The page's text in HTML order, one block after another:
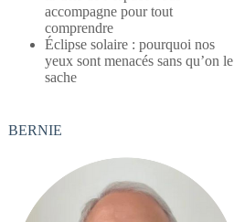
accompagne pour tout
comprendre
Éclipse solaire : pourquoi nos
yeux sont menacés sans qu’on le
sache
BERNIE